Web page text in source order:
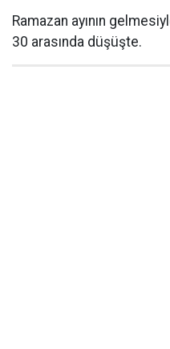
Ramazan ayının
30 arasında düşüşte.